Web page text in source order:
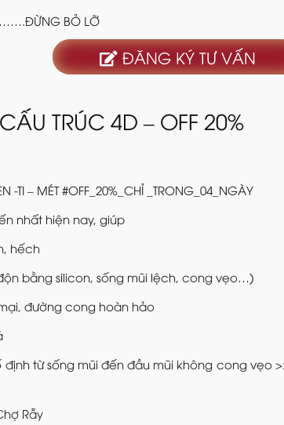
BỎ LỠ
ĐĂNG KÝ TƯ VẤN
TRÚC 4D – OFF 20%
-TI – MÉT #OFF_20%_CHỈ _TRONG_04_NGÀY
nhất hiện nay, giúp
hếch
bằng silicon, sống mũi lệch, cong vẹo…)
đường cong hoàn hảo
từ sống mũi đến đầu mũi không cong vẹo
Rẫy